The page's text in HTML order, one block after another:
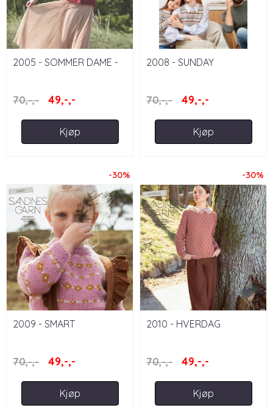
2005 - SOMMER DAME -
70,-,-
49,-,-
Kjøp
2008 - SUNDAY
70,-,- 49,-,-
Kjøp
-30%
2009 - SMART
70,-,- 49,-,-
Kjøp
-30%
2010 - HVERDAG
70,-,- 49,-,-
Kjøp